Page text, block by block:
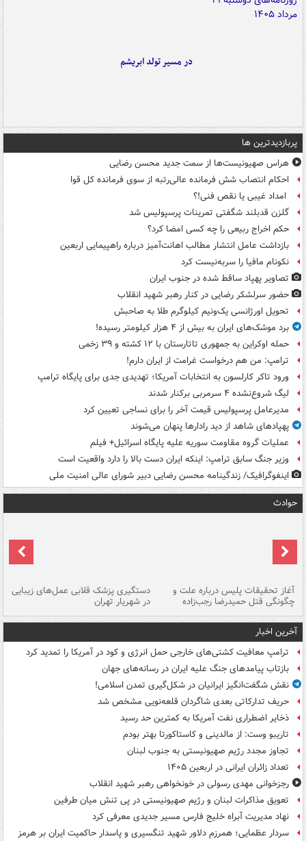
در مسیر تولد ابریشم
پربازدیدترین ها
هراس صهیونیست‌ها از سمت جدید محسن رضایی
احکام انتصاب شش فرمانده عالی‌رتبه از سوی فرمانده کل قوا
امداد غیبی یا نقص فنی!؟
گلزن قدبلند شگفتی تمرینات پرسپولیس شد
حکم اخراج ربیعی را چه کسی امضا کرد؟
بازداشت عامل انتشار مطالب اهانت‌آمیز درباره راهپیمایی اربعین
نکونام مافیا را سربه‌نیست کرد
تصاویر پهپاد ساقط شده در جنوب ایران
حضور سرلشکر رضایی در کنار رهبر شهید انقلاب
تحویل اورژانسی یک‌ونیم کیلوگرم طلا به صاحبش
برد موشک‌های ایران به بیش از ۴ هزار کیلومتر رسیده!
حمله اوکراین به جمهوری تاتارستان با ۱۲ کشته و ۳۹ زخمی
ترامپ: من هم درخواست غرامت از ایران دارم!
ورود تاکر کارلسون به انتخابات آمریکا؛ تهدیدی جدی برای پایگاه ترامپ
لیگ شروع‌نشده ۴ سرمربی برکنار شدند
مدیرعامل پرسپولیس قیمت آخر را برای نساجی تعیین کرد
پهپادهای شاهد از دید رادارها پنهان می‌شوند
عملیات گروه مقاومت سوریه علیه پایگاه اسرائیل+ فیلم
وزیر جنگ سابق ترامپ: اینکه ایران دست بالا را دارد واقعیت است
اینفوگرافیک/ زندگینامه محسن رضایی دبیر شورای عالی امنیت‌ ملی
حوادث
آغاز تحقیقات پلیس درباره علت و
چگونگی قتل حمیدرضا رجب‌زاده
دستگیری پزشک قلابی عمل‌های زیبایی
در شهریار تهران
آخرین اخبار
ترامپ معافیت کشتی‌های خارجی حمل انرژی و کود در آمریکا را تمدید کرد
بازتاب پیامدهای جنگ علیه ایران در رسانه‌های جهان
نقش شگفت‌انگیز ایرانیان در شکل‌گیری تمدن اسلامی!
حریف تدارکاتی بعدی شاگردان قلعه‌نویی مشخص شد
ذخایر اضطراری نفت آمریکا به کمترین حد رسید
تاریبو وست: از مالدینی و کاستاکورتا بهتر بودم
تجاوز مجدد رژیم صهیونیستی به جنوب لبنان
تعداد زائران ایرانی در اربعین ۱۴۰۵
رجزخوانی مهدی رسولی در خونخواهی رهبر شهید انقلاب
تعویق مذاکرات لبنان و رژیم صهیونیستی در پی تنش میان طرفین
نهاد مدیریت آبراه خلیج فارس مسیر جدیدی معرفی کرد
سردار عظمایی؛ همرزم دلاور شهید تنگسیری و پاسدار حاکمیت ایران بر هرمز